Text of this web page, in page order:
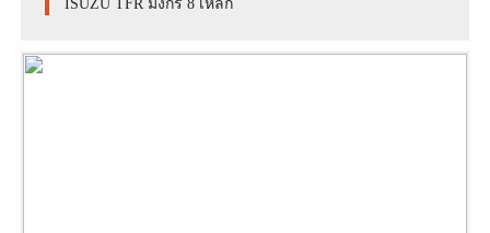
ISUZU TFR มังกร 8 เหล็ก